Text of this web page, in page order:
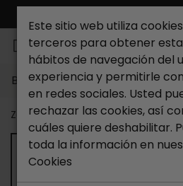
Buscar...
Zapateria Catchalot Outlet
OUTLET DE
Este sitio web utiliza
terceros para obtener
hábitos de navegación del
experiencia y permitirle
en redes sociales. Usted
rechazar las cookies, así
cuáles quiere deshabilitar.
toda la información en
Cookies